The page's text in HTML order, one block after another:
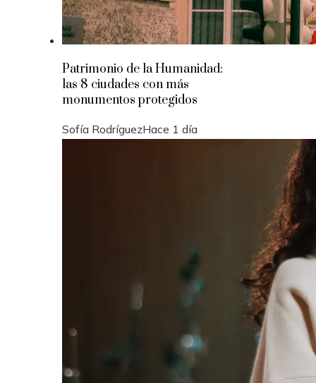
Patrimonio de la Humanidad:
las 8 ciudades con más
monumentos protegidos
Sofía RodríguezHace 1 día